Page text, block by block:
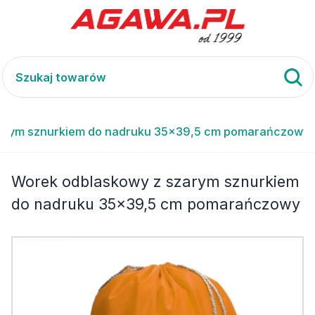
sznurkiem do nadruku 35x39,5 cm pomarańczowy
Worek odblaskowy z szarym sznurkiem
do nadruku 35x39,5 cm pomarańczowy